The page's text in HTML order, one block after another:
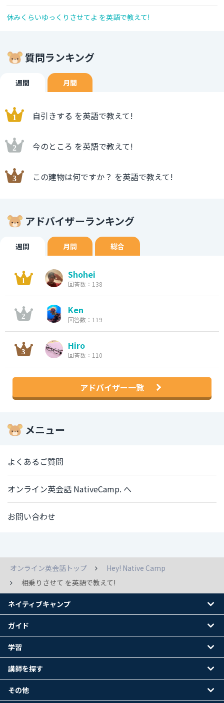
休みくらいゆっくりさせてよ を英語で教えて!
質問ランキング
週間 月間
自引きする を英語で教えて!
今のところ を英語で教えて!
この建物は何ですか？ を英語で教えて!
アドバイザーランキング
週間 月間 総合
Shohei
回答数：138
Ken
回答数：119
Hiro
回答数：110
アドバイザー一覧
メニュー
よくあるご質問
オンライン英会話 NativeCamp. へ
お問い合わせ
オンライン英会話トップ
Hey! Native Camp
相乗りさせて を英語で教えて!
ネイティブキャンプ
ガイド
学習
講師を探す
その他